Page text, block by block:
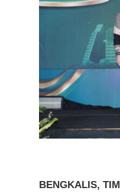
BENGKALIS,